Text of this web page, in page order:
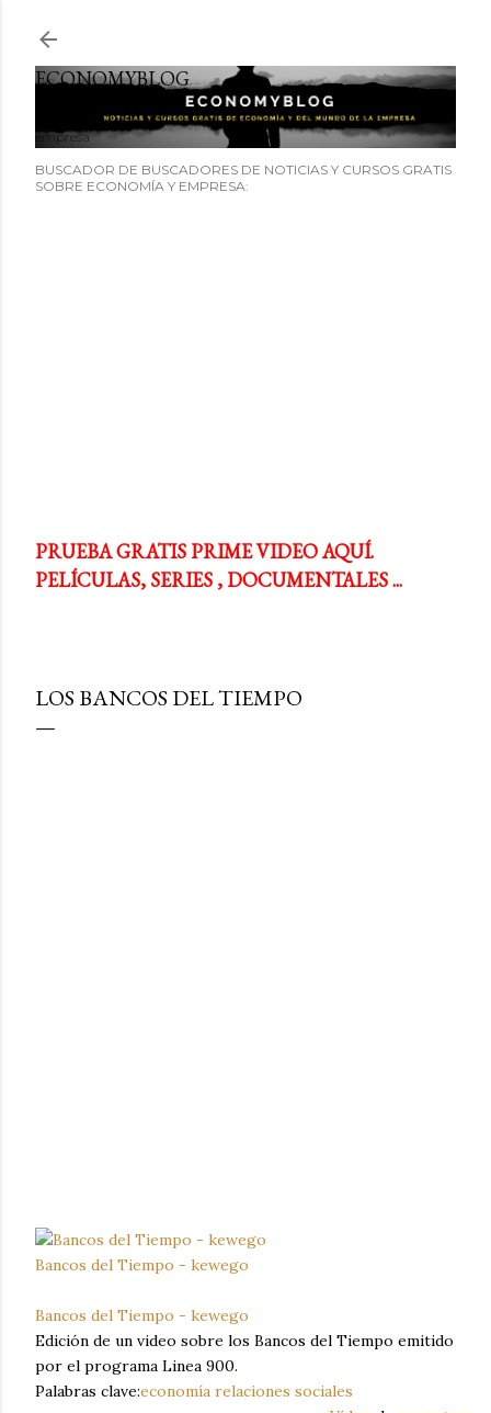
ECONOMYBLOG
Noticias y cursos GRATIS sobre economía y el mundo de la
empresa
BUSCADOR DE BUSCADORES DE NOTICIAS Y CURSOS GRATIS
SOBRE ECONOMÍA Y EMPRESA:
PRUEBA GRATIS PRIME VIDEO AQUÍ.
PELÍCULAS, SERIES , DOCUMENTALES ...
LOS BANCOS DEL TIEMPO
Bancos del Tiempo - kewego
Bancos del Tiempo - kewego
Edición de un video sobre los Bancos del Tiempo emitido
por el programa Linea 900.
Palabras clave:economía relaciones sociales